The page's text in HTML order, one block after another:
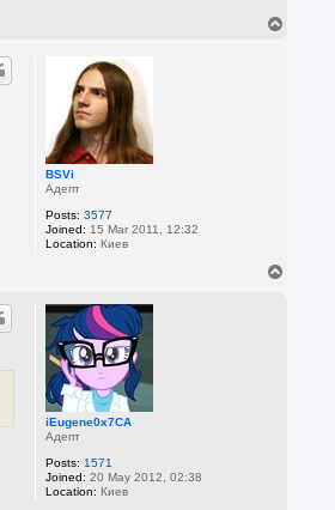
BSVi
Адепт
Posts: 3577
Joined: 15 Mar 2011, 12:32
Location: Киев
iEugene0x7CA
Адепт
Posts: 1571
Joined: 20 May 2012, 02:38
Location: Киев